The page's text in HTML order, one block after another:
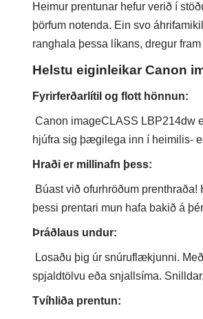
Heimur prentunar hefur verið í
þörfum notenda. Ein svo
ranghala þessa líkans, dregur
Helstu eiginleikar Canon
Fyrirferðarlítil og flott hönnun:
Canon imageCLASS LBP214dw
hjúfra sig þægilega inn í heimilis-
Hraði er millinafn þess:
Búast við ofurhröðum
þessi prentari mun hafa bakið á
Þráðlaus undur:
Losaðu þig úr snúruflækjunni.
spjaldtölvu eða snjallsíma.
Tvíhliða prentun: